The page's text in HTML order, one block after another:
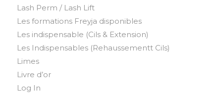
Lash Perm / Lash Lift
Les formations Freyja disponibles
Les indispensable (Cils & Extension)
Les Indispensables (Rehaussementt Cils)
Limes
Livre d’or
Log In